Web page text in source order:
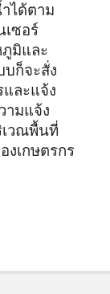
ได้ตาม
ซอร์
มิและ
ก็จะสั่ง
ละแจ้ง
ามแจ้ง
เวณพื้นที่
งเกษตรกร